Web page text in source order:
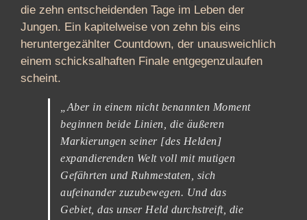
die zehn entscheidenden Tage im Leben der
Jungen. Ein kapitelweise von zehn bis eins
heruntergezählter Countdown, der unausweichlich
einem schicksalhaften Finale entgegenzulaufen
scheint.
„Aber in einem nicht benannten Moment
beginnen beide Linien, die äußeren
Markierungen seiner [des Helden]
expandierenden Welt voll mit mutigen
Gefährten und Ruhmestaten, sich
aufeinander zuzubewegen. Und das
Gebiet, das unser Held durchstreift, die